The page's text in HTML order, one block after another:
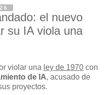
el nuevo
su IA viola una
violar una ley de 1970 con
de IA, acusado de
proyectos.